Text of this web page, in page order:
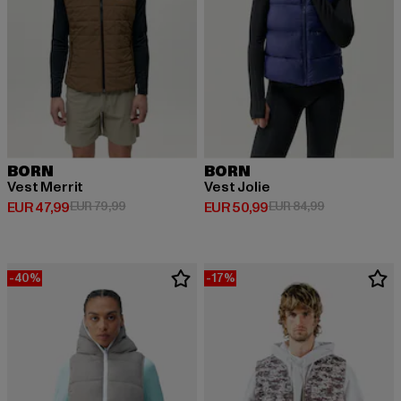
BORN
Vest Merrit
EUR 47,99
Huidige prijs: EUR 47,99
EUR 79,99Actieprijs: EUR 79,99
BORN
Vest Jolie
EUR 50,99
Huidige prijs: EUR 50,99
EUR 84,99Actieprijs:
-40% -17%